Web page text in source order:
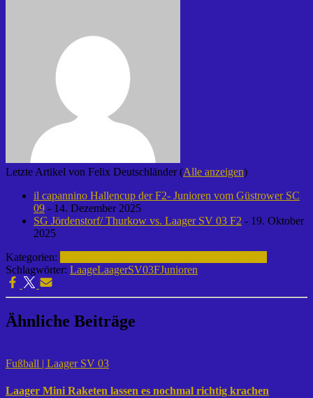
Letzte Artikel von Felix Deutschländer(Alle anzeigen)
il capannino Hallencup der F2- Junioren vom Güstrower SC
09 - 14. Dezember 2025
SG Jördenstorf/ Thurkow vs. Laager SV 03 F2 - 19. Oktober
2025
Kategorien:
Schlagwörter: LaageLaagerSV03FJunioren
Ähnliche Beiträge
Fußball | Laager SV 03
Laager Mini Raketen lassen es nochmal richtig krachen